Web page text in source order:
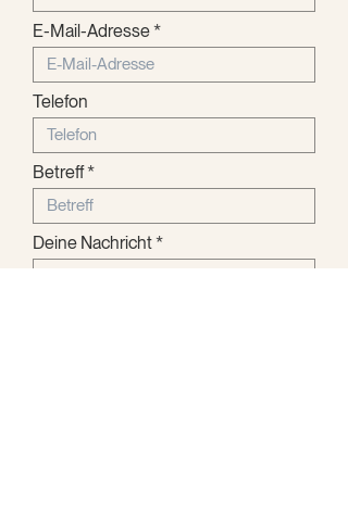
E-Mail-Adresse
Telefon
Betreff
Deine Nachricht